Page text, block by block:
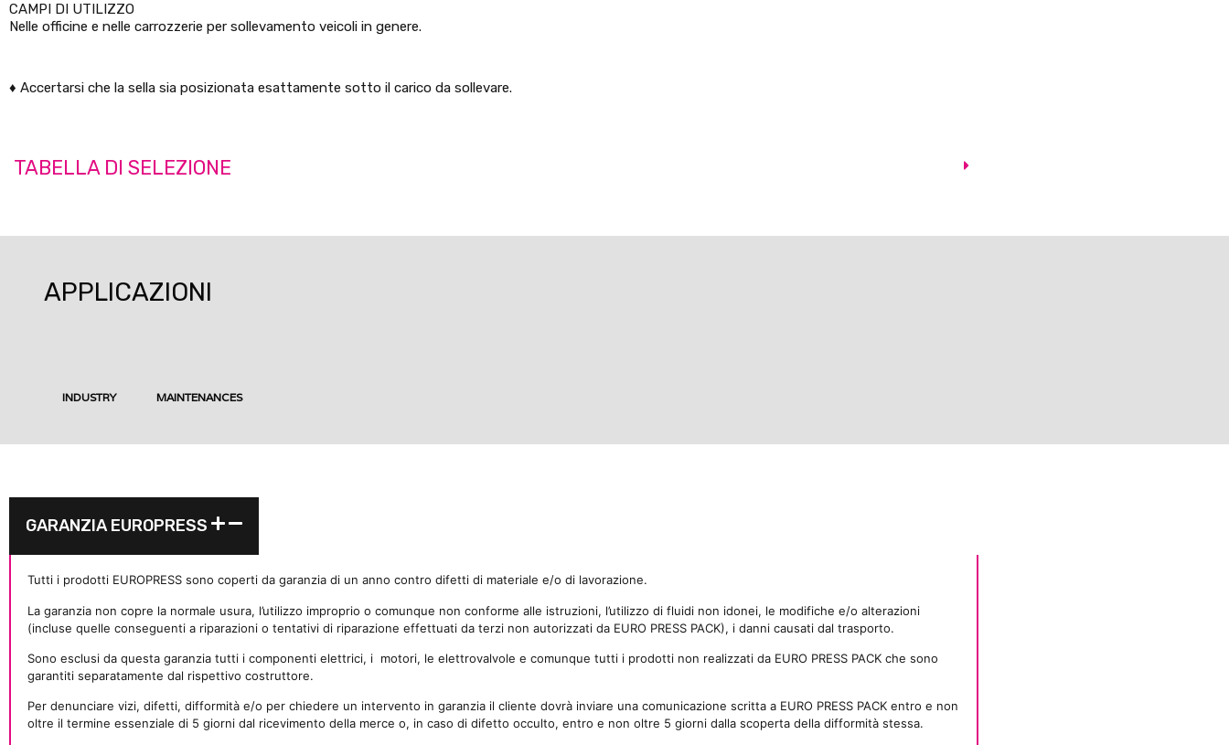
CAMPI DI UTILIZZO
Nelle officine e nelle carrozzerie per sollevamento veicoli in genere.
♦ Accertarsi che la sella sia posizionata esattamente sotto il carico da sollevare.
TABELLA DI SELEZIONE
APPLICAZIONI
INDUSTRY MAINTENANCES
GARANZIA EUROPRESS
Tutti i prodotti EUROPRESS sono coperti da garanzia di un anno contro difetti di materiale e/o di lavorazione.
La garanzia non copre la normale usura, l’utilizzo improprio o comunque non conforme alle istruzioni, l’utilizzo di fluidi non idonei, le modifiche e/o alterazioni
(incluse quelle conseguenti a riparazioni o tentativi di riparazione effettuati da terzi non autorizzati da EURO PRESS PACK), i danni causati dal trasporto.
Sono esclusi da questa garanzia tutti i componenti elettrici, i motori, le elettrovalvole e comunque tutti i prodotti non realizzati da EURO PRESS PACK che sono
garantiti separatamente dal rispettivo costruttore.
Per denunciare vizi, difetti, difformità e/o per chiedere un intervento in garanzia il cliente dovrà inviare una comunicazione scritta a EURO PRESS PACK entro e non
oltre il termine essenziale di 5 giorni dal ricevimento della merce o, in caso di difetto occulto, entro e non oltre 5 giorni dalla scoperta della difformità stessa.